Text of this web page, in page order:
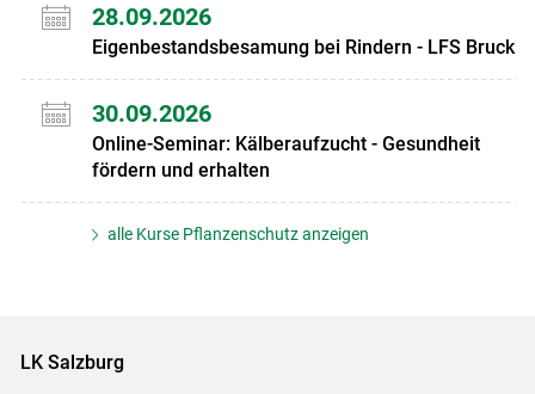
28.09.2026
Eigenbestandsbesamung bei Rindern - LFS Bruck
30.09.2026
Online-Seminar: Kälberaufzucht - Gesundheit
fördern und erhalten
alle Kurse Pflanzenschutz anzeigen
LK Salzburg